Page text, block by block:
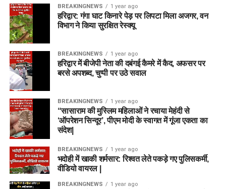
BREAKINGNEWS 1 year ago
हरिद्वार: गंगा घाट किनारे पेड़ पर लिपटा मिला अजगर, वन
विभाग ने किया सुरक्षित रेस्क्यू
BREAKINGNEWS 1 year ago
हरिद्वार में बीजेपी नेता की दबंगई कैमरे में कैद, अफसर पर
बरसे अपशब्द, चुप्पी पर उठे सवाल
BREAKINGNEWS 1 year ago
“सासाराम की मुस्लिम महिलाओं ने रचाया मेहंदी से
‘ऑपरेशन सिन्दूर’, पीएम मोदी के स्वागत में गूंजा एकता का
संदेश|
BREAKINGNEWS 1 year ago
भदोही में खाकी शर्मसार: रिश्वत लेते पकड़े गए पुलिसकर्मी,
वीडियो वायरल |
BREAKINGNEWS 1 year ago